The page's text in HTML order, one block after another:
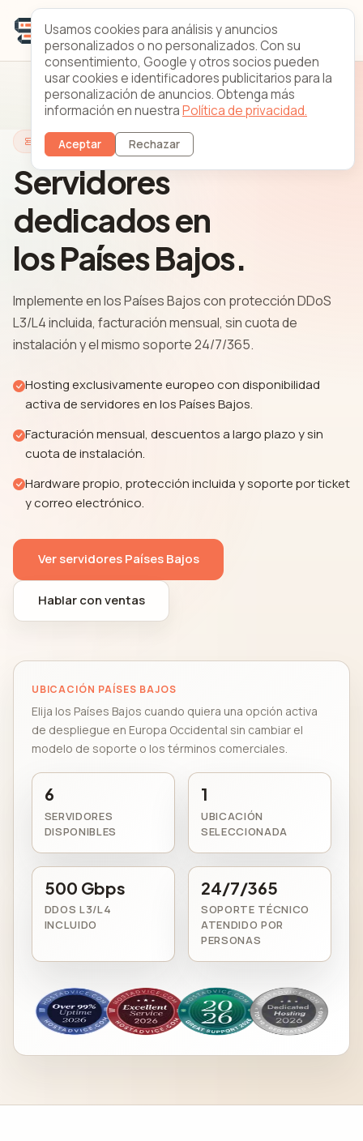
Servidores Países Bajos
Servidores
dedicados en
los Países Bajos.
Implemente en los Países Bajos con protección DDoS
L3/L4 incluida, facturación mensual, sin cuota de
instalación y el mismo soporte 24/7/365.
Hosting exclusivamente europeo con disponibilidad
activa de servidores en los Países Bajos.
Facturación mensual, descuentos a largo plazo y sin
cuota de instalación.
Hardware propio, protección incluida y soporte por ticket
y correo electrónico.
Ver servidores Países Bajos
Hablar con ventas
UBICACIÓN PAÍSES BAJOS
Elija los Países Bajos cuando quiera una opción activa
de despliegue en Europa Occidental sin cambiar el
modelo de soporte o los términos comerciales.
6
SERVIDORES
DISPONIBLES
1
UBICACIÓN
SELECCIONADA
500 Gbps
DDOS L3/L4
INCLUIDO
24/7/365
SOPORTE TÉCNICO
ATENDIDO POR
PERSONAS
Usamos cookies para análisis y anuncios
personalizados o no personalizados. Con su
consentimiento, Google y otros socios pueden
usar cookies e identificadores publicitarios para la
personalización de anuncios. Obtenga más
información en nuestraPolítica de privacidad.
Aceptar Rechazar